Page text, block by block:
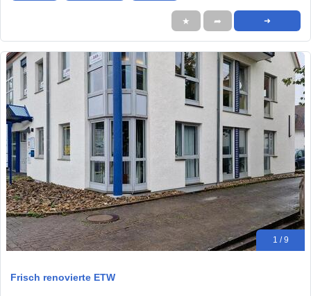
★ ➦ ➜
1 / 9
Frisch renovierte ETW